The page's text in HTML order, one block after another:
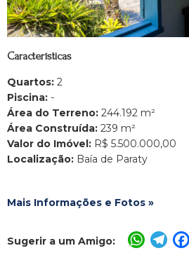
Características
Quartos: 2
Piscina: -
Área do Terreno: 244.192 m²
Área Construída: 239 m²
Valor do Imóvel: R$ 5.500.000,00
Localização: Baía de Paraty
Mais Informações e Fotos »
Sugerir a um Amigo: